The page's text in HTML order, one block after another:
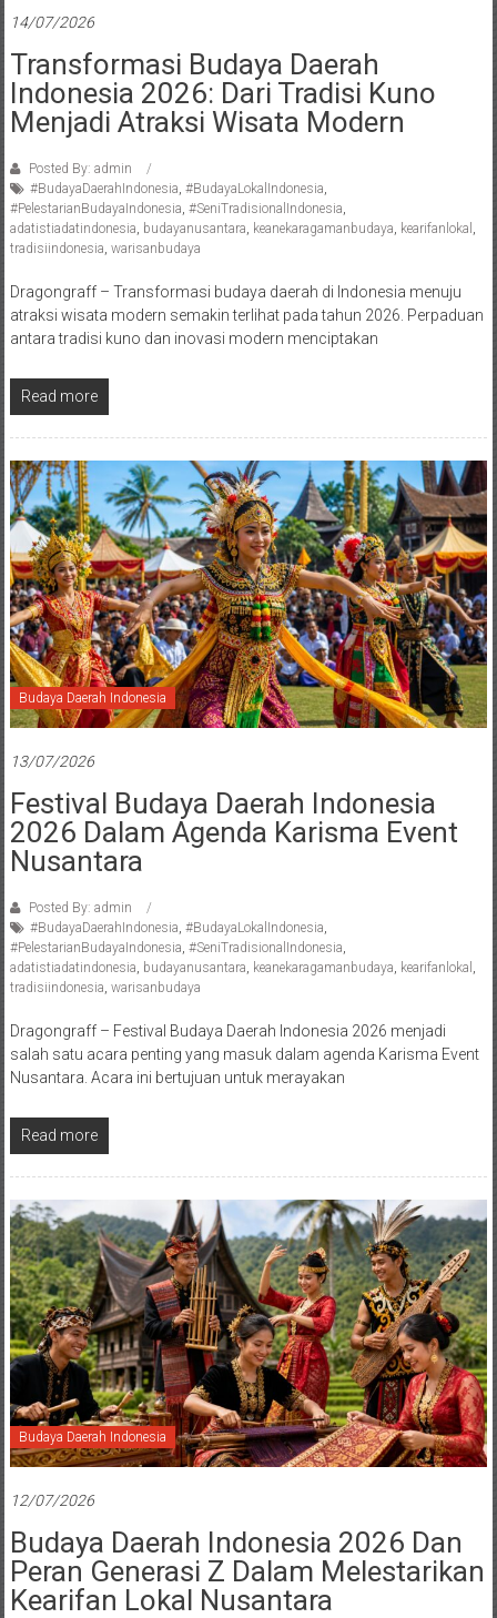
14/07/2026
Transformasi Budaya Daerah
Indonesia 2026: Dari Tradisi Kuno
Menjadi Atraksi Wisata Modern
Posted By: admin
#BudayaDaerahIndonesia, #BudayaLokalIndonesia,
#PelestarianBudayaIndonesia, #SeniTradisionalIndonesia,
adatistiadatindonesia, budayanusantara, keanekaragamanbudaya, kearifanlokal ,
tradisiindonesia, warisanbudaya
Dragongraff – Transformasi budaya daerah di Indonesia menuju
atraksi wisata modern semakin terlihat pada tahun 2026. Perpaduan
antara tradisi kuno dan inovasi modern menciptakan
Read more
Budaya Daerah Indonesia
13/07/2026
Festival Budaya Daerah Indonesia
2026 Dalam Agenda Karisma Event
Nusantara
Posted By: admin
#BudayaDaerahIndonesia, #BudayaLokalIndonesia,
#PelestarianBudayaIndonesia, #SeniTradisionalIndonesia,
adatistiadatindonesia, budayanusantara, keanekaragamanbudaya, kearifanlokal ,
tradisiindonesia, warisanbudaya
Dragongraff – Festival Budaya Daerah Indonesia 2026 menjadi
salah satu acara penting yang masuk dalam agenda Karisma Event
Nusantara. Acara ini bertujuan untuk merayakan
Read more
Budaya Daerah Indonesia
12/07/2026
Budaya Daerah Indonesia 2026 Dan
Peran Generasi Z Dalam Melestarikan
Kearifan Lokal Nusantara